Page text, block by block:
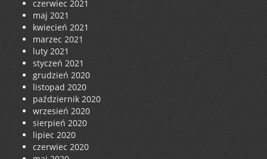
czerwiec 2021
maj 2021
kwiecień 2021
marzec 2021
luty 2021
styczeń 2021
grudzień 2020
listopad 2020
październik 2020
wrzesień 2020
sierpień 2020
lipiec 2020
czerwiec 2020